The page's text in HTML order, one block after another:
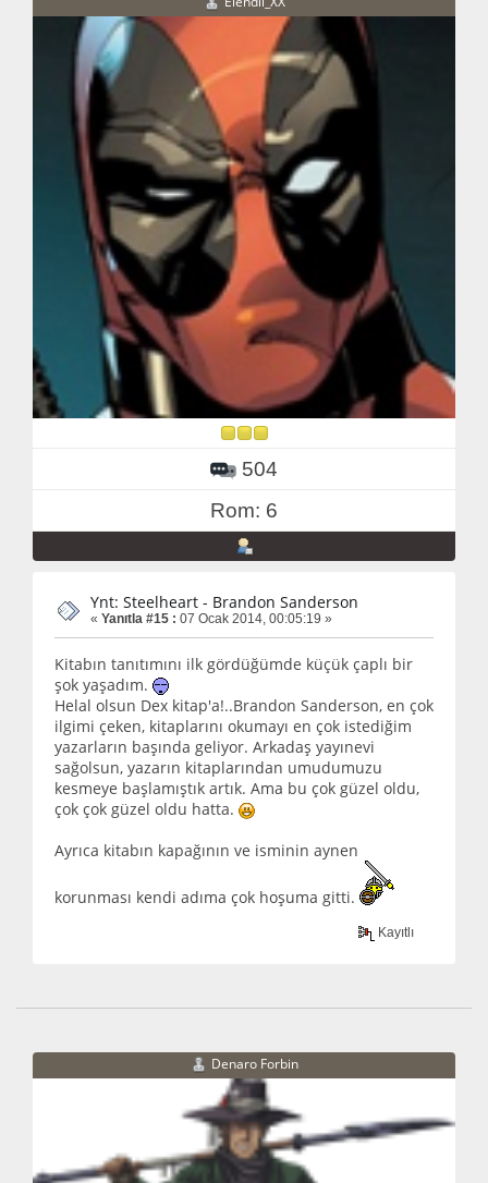
504
Rom: 6
Ynt: Steelheart - Brandon Sanderson
« Yanıtla #15 : 07 Ocak 2014, 00:05:19 »
Kitabın tanıtımını ilk gördüğümde küçük çaplı bir
şok yaşadım.
Helal olsun Dex kitap'a!..Brandon Sanderson, en çok
ilgimi çeken, kitaplarını okumayı en çok istediğim
yazarların başında geliyor. Arkadaş yayınevi
sağolsun, yazarın kitaplarından umudumuzu
kesmeye başlamıştık artık. Ama bu çok güzel oldu,
çok çok güzel oldu hatta.
Ayrıca kitabın kapağının ve isminin aynen
korunması kendi adıma çok hoşuma gitti.
Kayıtlı
Denaro Forbin